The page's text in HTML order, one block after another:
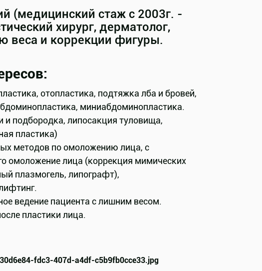
(медицинский стаж с 2003г. -
хирург, дерматолог,
веса и коррекции фигуры.
отопластика, подтяжка лба и бровей,
миниабдоминопластика.
подбородка, липосакция туловища,
пластика)
методов по омоложению лица, с
омоложение лица (коррекция мимических
плазмогель, липографт),
ведение пациента с лишним весом.
пластики лица.